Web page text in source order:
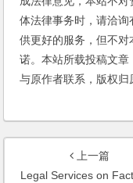
体法律事务时，请洽
供更好的服务，但不
诺。本站所载投稿文
与原作者联系，版权归
上一篇
Legal Services on Factory Construction and Equipment Installation of Guangli